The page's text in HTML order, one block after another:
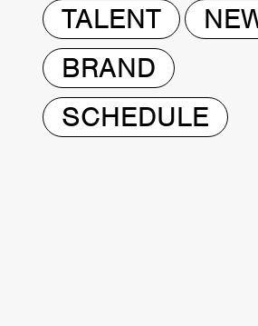
TALENT
BRAND
SCHEDULE